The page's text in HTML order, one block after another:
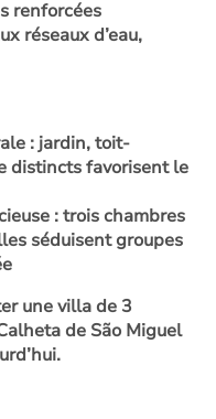
renforcées
réseaux d’eau,
: jardin, toit-
distincts favorisent le
: trois chambres
séduisent groupes
une villa de 3
de São Miguel